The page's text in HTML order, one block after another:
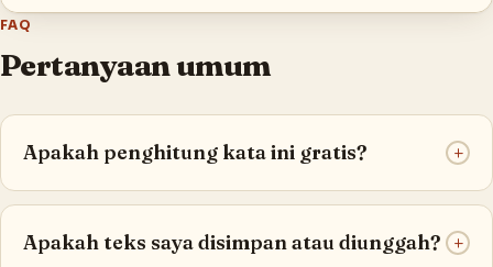
FAQ
Pertanyaan umum
Apakah penghitung kata ini gratis? +
Apakah teks saya disimpan atau diunggah? +